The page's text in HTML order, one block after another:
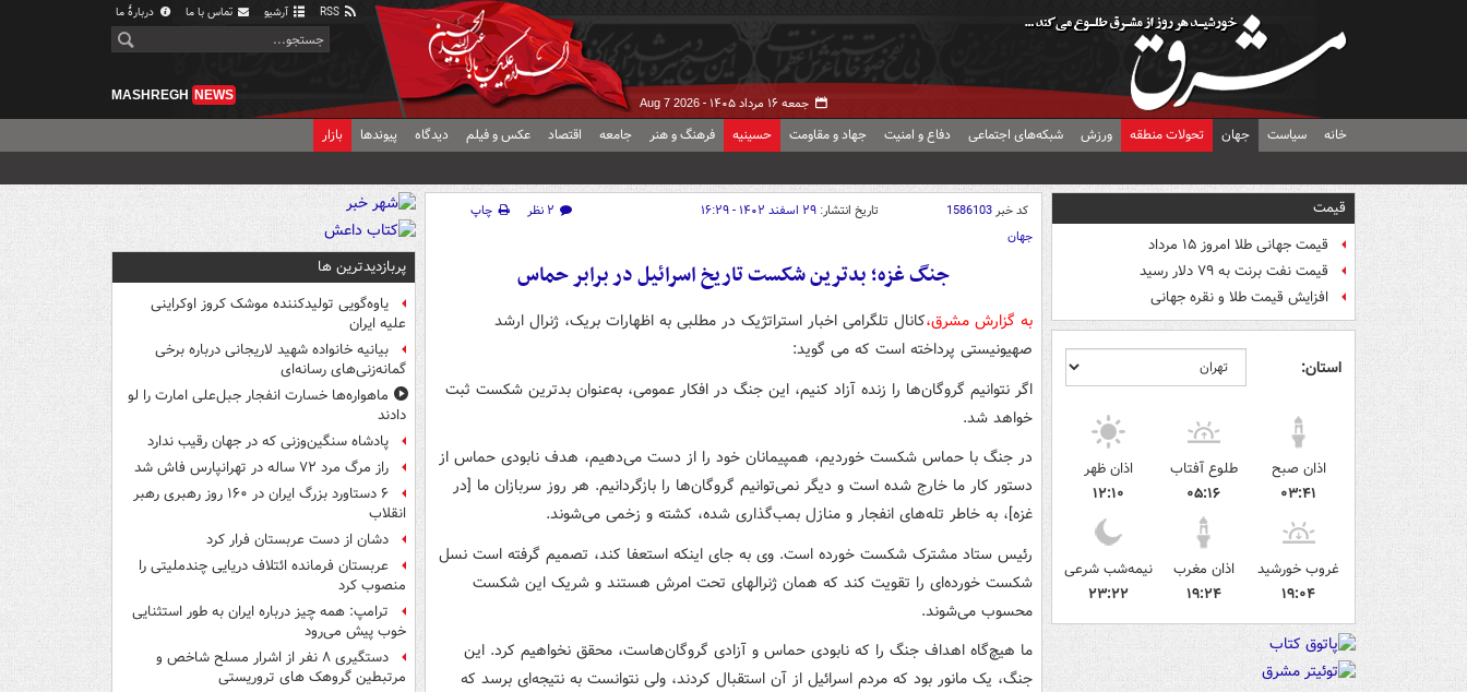
آرشیو تماس با ما دربارهٔ ما
جمعه ۱۶ مرداد ۱۴۰۵ - Aug 7 2026
MASHREGH NEWS
خانه سیاست جهان تحولات منطقه ورزش شبکه‌های اجتماعی دفاع و امنیت جهاد و مقاومت حسینیه فرهنگ و هنر جامعه اقتصاد عکس و فیلم دیدگاه پیوندها بازار
قیمت
قیمت جهانی طلا امروز ۱۵ مرداد
قیمت نفت برنت به ۷۹ دلار رسید
افزایش قیمت طلا و نقره جهانی
استان:
اذان صبح
۰۳:۴۱
طلوع آفتاب
۰۵:۱۶
اذان ظهر
۱۲:۱۰
غروب خورشید
۱۹:۰۴
اذان مغرب
۱۹:۲۴
نیمه‌شب شرعی
۲۳:۲۲
کد خبر1586103 تاریخ انتشار: ۲۹ اسفند ۱۴۰۲ - ۱۶:۲۹ ۲ نظر
چاپ
جهان
جنگ غزه؛ بدترین شکست تاریخ اسرائیل در برابر حماس
به گزارش مشرق،کانال تلگرامی اخبار استراتژیک در مطلبی به اظهارات بریک، ژنرال ارشد
صهیونیستی پرداخته است که می گوید:
اگر نتوانیم گروگان‌ها را زنده آزاد کنیم، این جنگ در افکار عمومی، به‌عنوان بدترین شکست ثبت
خواهد شد.
در جنگ با حماس شکست خوردیم، همپیمانان خود را از دست می‌دهیم، هدف نابودی حماس از
دستور کار ما خارج شده است و دیگر نمی‌توانیم گروگان‌ها را بازگردانیم. هر روز سربازان ما [در
غزه]، به خاطر تله‌های انفجار و منازل بمب‌گذاری شده، کشته و زخمی می‌شوند.
رئیس ستاد مشترک شکست خورده است. وی به جای اینکه استعفا کند، تصمیم گرفته است نسل
شکست خورده‌ای را تقویت کند که همان ژنرالهای تحت امرش هستند و شریک این شکست
محسوب می‌شوند.
ما هیچ‌گاه اهداف جنگ را که نابودی حماس و آزادی گروگان‌هاست، محقق نخواهیم کرد. این
جنگ، یک مانور بود که مردم اسرائیل از آن استقبال کردند، ولی نتوانست به نتیجه‌ای برسد که
پربازدیدترین ها
یاوه‌گویی تولیدکننده موشک کروز اوکراینی
علیه ایران
بیانیه خانواده شهید لاریجانی درباره برخی
گمانه‌زنی‌های رسانه‌ای
ماهواره‌ها خسارت انفجار جبل‌علی امارت را لو
دادند
پادشاه سنگین‌وزنی که در جهان رقیب ندارد
راز مرگ مرد ۷۲ ساله در تهرانپارس فاش شد
۶ دستاورد بزرگ ایران در ۱۶۰ روز رهبری رهبر
انقلاب
دشان از دست عربستان فرار کرد
عربستان فرمانده ائتلاف دریایی چندملیتی را
منصوب کرد
ترامپ: همه چیز درباره ایران به طور استثنایی
خوب پیش می‌رود
دستگیری ۸ نفر از اشرار مسلح شاخص و
مرتبطین گروهک های تروریستی